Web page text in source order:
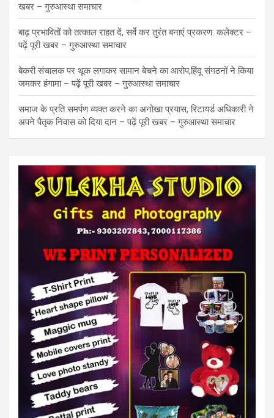
खबर – गुरुआस्था समाचार
बाढ़ प्रभावितों को तत्काल राहत दें, सर्वे कर तुरंत बनाएं प्रकरण: कलेक्टर –
पढ़ें पूरी खबर – गुरुआस्था समाचार
बेकरी संचालक पर थूक लगाकर सामान बेचने का आरोप,हिंदू संगठनों ने किया
जमकर हंगामा – पढ़ें पूरी खबर – गुरुआस्था समाचार
समाज के प्रति समर्पण व्यक्त करने का अनोखा प्रयास, रिटायर्ड अधिकारी ने
अपने पैतृक निवास को दिया दान – पढ़ें पूरी खबर – गुरुआस्था समाचार